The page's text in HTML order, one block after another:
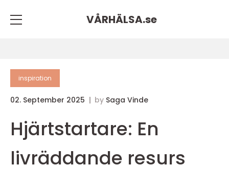
VÅRHÄLSA.se
inspiration
02. September 2025 by Saga Vinde
Hjärtstartare: En
livräddande resurs